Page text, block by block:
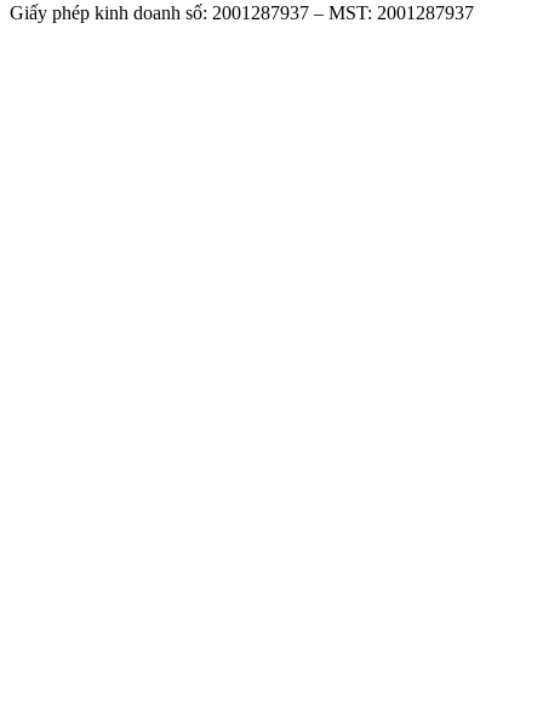
Giấy phép kinh doanh số: 2001287937 – MST: 2001287937